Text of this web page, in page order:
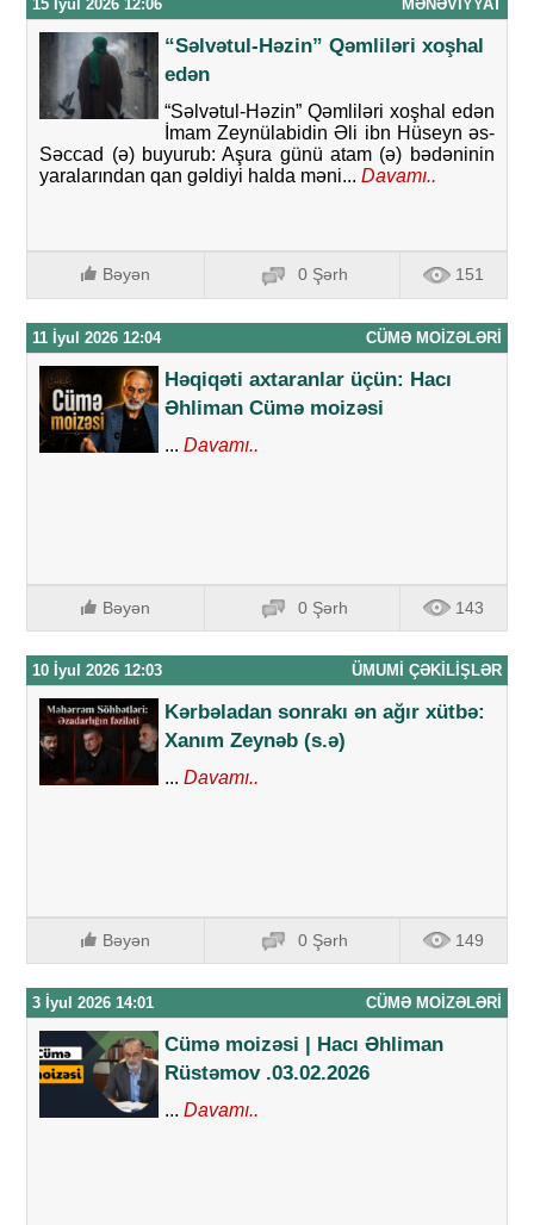
15 İyul 2026 12:06 MƏNƏVIYYAT
“Səlvətul-Həzin” Qəmliləri xoşhal
edən
“Səlvətul-Həzin” Qəmliləri xoşhal edən
İmam Zeynülabidin Əli ibn Hüseyn əs-
Səccad (ə) buyurub: Aşura günü atam (ə) bədəninin
yaralarından qan gəldiyi halda məni... Davamı..
Bəyən 0 Şərh 151
11 İyul 2026 12:04 CÜMƏ MOIZƏLƏRI
Həqiqəti axtaranlar üçün: Hacı
Əhliman Cümə moizəsi
... Davamı..
Bəyən 0 Şərh 143
10 İyul 2026 12:03 ÜMUMI ÇƏKILIŞLƏR
Kərbəladan sonrakı ən ağır xütbə:
Xanım Zeynəb (s.ə)
... Davamı..
Bəyən 0 Şərh 149
3 İyul 2026 14:01 CÜMƏ MOIZƏLƏRI
Cümə moizəsi | Hacı Əhliman
Rüstəmov .03.02.2026
... Davamı..